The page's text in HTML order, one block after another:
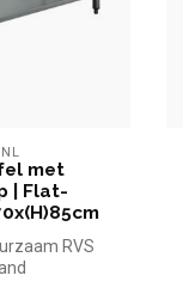
met
| Flat-
RVS